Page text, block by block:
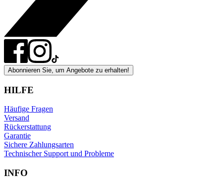
Abonnieren Sie, um Angebote zu erhalten!
HILFE
Häufige Fragen
Versand
Rückerstattung
Garantie
Sichere Zahlungsarten
Technischer Support und Probleme
INFO